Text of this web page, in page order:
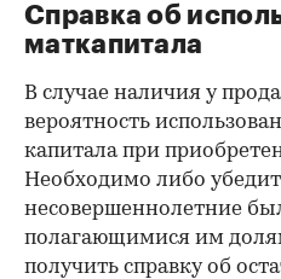
Справка об
маткапитала
В случае наличия у
вероятность
капитала при
Необходимо либо
несовершеннолетние
полагающимися им
получить справку об